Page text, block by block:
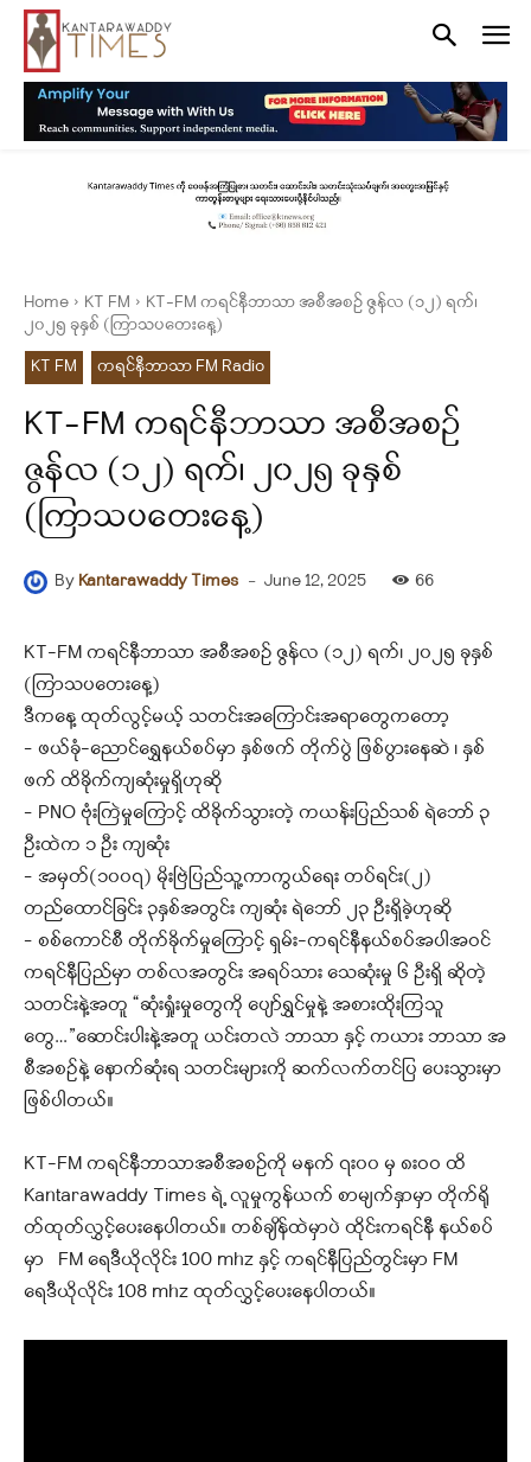
Home KT FM
KT-FM ကရင်နီဘာသာ အစီအစဉ် ဇွန်လ (၁၂) ရက်၊
၂၀၂၅ ခုနှစ် (ကြာသပတေးနေ့)
KT FM
ကရင်နီဘာသာ FM Radio
KT-FM ကရင်နီဘာသာ အစီအစဉ်
ဇွန်လ (၁၂) ရက်၊ ၂၀၂၅ ခုနှစ်
(ကြာသပတေးနေ့)
By Kantarawaddy Times - June 12, 2025 66
KT-FM ကရင်နီဘာသာ အစီအစဉ် ဇွန်လ (၁၂) ရက်၊ ၂၀၂၅ ခုနှစ်
(ကြာသပတေးနေ့)
ဒီကနေ့ ထုတ်လွင့်မယ့် သတင်းအကြောင်းအရာတွေကတော့
– ဖယ်ခုံ-ညောင်ရွှေနယ်စပ်မှာ နှစ်ဖက် တိုက်ပွဲ ဖြစ်ပွားနေဆဲ ၊ နှစ်
ဖက် ထိခိုက်ကျဆုံးမှုရှိဟုဆို
– PNO ဗုံးကြဲမှုကြောင့် ထိခိုက်သွားတဲ့ ကယန်းပြည်သစ် ရဲ‌ဘော် ၃
ဦးထဲက ၁ ဦး ကျဆုံး
– အမှတ်(၁၀၀၇) မိုးဗြဲပြည်သူ့ကာကွယ်ရေး တပ်ရင်း(၂)
တည်ထောင်ခြင်း ၃နှစ်အတွင်း ကျဆုံး ရဲဘော် ၂၃ ဦးရှိခဲ့ဟုဆို
– စစ်ကောင်စီ တိုက်ခိုက်မှုကြောင့် ရှမ်း-ကရင်နီနယ်စပ်အပါအဝင်
ကရင်နီပြည်မှာ တစ်လအတွင်း အရပ်သား သေဆုံးမှု ၆ ဦးရှိ ဆိုတဲ့
သတင်းနဲ့အတူ “ဆုံးရှုံးမှုတွေကို ပျော်ရွှင်မှုနဲ့ အစားထိုးကြသူ
တွေ…”ဆောင်းပါးနဲ့အတူ ယင်းတလဲ ဘာသာ နှင့် ကယား ဘာသာ အ
စီအစဥ်နဲ့ နောက်ဆုံးရ သတင်းများကို ဆက်လက်တင်ပြ ပေးသွားမှာ
ဖြစ်ပါတယ်။
KT-FM ကရင်နီဘာသာအစီအစဉ်ကို မနက် ၇း၀၀ မှ ၈းဝဝ ထိ
Kantarawaddy Times ရဲ့ လူမှုကွန်ယက် စာမျက်နှာမှာ တိုက်ရို
တ်ထုတ်လွှင့်ပေးနေပါတယ်။ တစ်ချိန်ထဲမှာပဲ ထိုင်းကရင်နီ နယ်စပ်
မှာ FM ရေဒီယိုလိုင်း 100 mhz နှင့် ကရင်နီပြည်တွင်းမှာ FM
ရေဒီယိုလိုင်း 108 mhz ထုတ်လွှင့်ပေးနေပါတယ်။